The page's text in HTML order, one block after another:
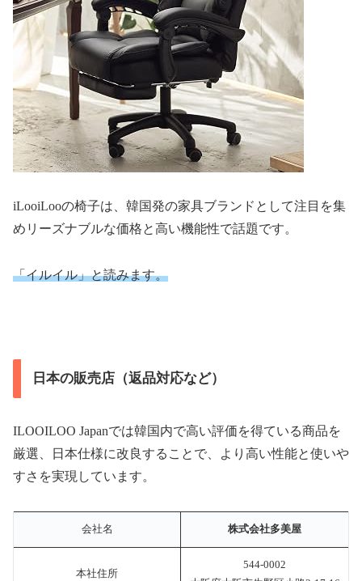
iLooiLooの椅子は、韓国発の家具ブランドとして注目を集
めリーズナブルな価格と高い機能性で話題です。
「イルイル」と読みます。
日本の販売店（返品対応など）
ILOOILOO Japanでは韓国内で高い評価を得ている商品を
厳選、日本仕様に改良することで、より高い性能と使いや
すさを実現しています。
会社名 株式会社多美屋
本社住所
544-0002